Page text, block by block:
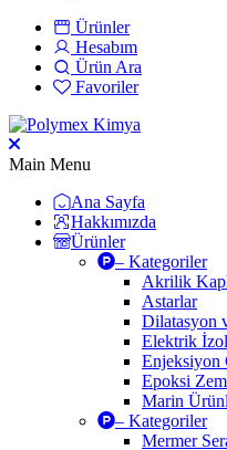
Ürünler
Hesabım
Ürün Ara
Favoriler
Main Menu
Ana Sayfa
Hakkımızda
Ürünler
– Kategoriler
Akrilik
Astarlar
Dilatasyon
Elektrik
Enjeksiyon
Epoksi
Marin
– Kategoriler
Mermer